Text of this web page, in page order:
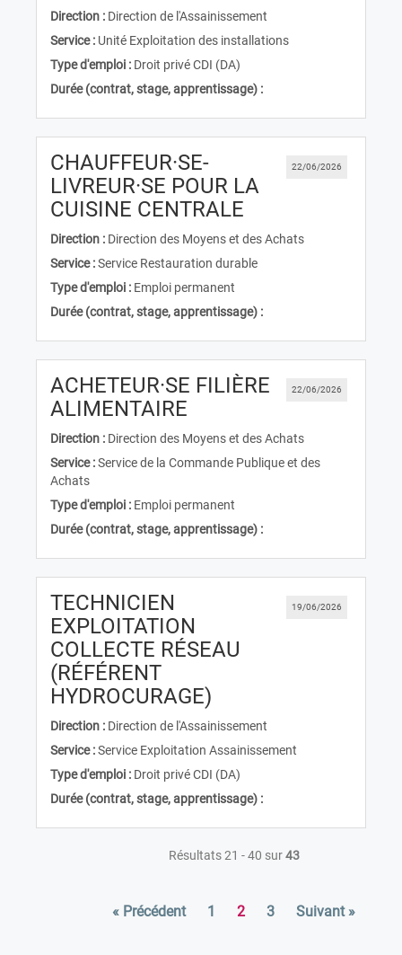
Direction : Direction de l'Assainissement
Service : Unité Exploitation des installations
Type d'emploi : Droit privé CDI (DA)
Durée (contrat, stage, apprentissage) :
22/06/2026
CHAUFFEUR·SE-
LIVREUR·SE POUR LA
CUISINE CENTRALE
Direction : Direction des Moyens et des Achats
Service :Service Restauration durable
Type d'emploi : Emploi permanent
Durée (contrat, stage, apprentissage) :
22/06/2026
ACHETEUR·SE FILIÈRE
ALIMENTAIRE
Direction : Direction des Moyens et des Achats
Service :Service de la Commande Publique et des
Achats
Type d'emploi : Emploi permanent
Durée (contrat, stage, apprentissage) :
19/06/2026
TECHNICIEN
EXPLOITATION
COLLECTE RÉSEAU
(RÉFÉRENT
HYDROCURAGE)
Direction : Direction de l'Assainissement
Service :Service Exploitation Assainissement
Type d'emploi : Droit privé CDI (DA)
Durée (contrat, stage, apprentissage) :
Résultats 21 - 40 sur43
« Précédent 1 2 3 Suivant »